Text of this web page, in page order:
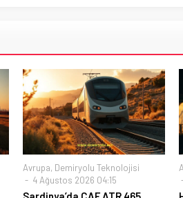
Avrupa, Demiryolu Teknolojisi
4 Ağustos 2026 04:15